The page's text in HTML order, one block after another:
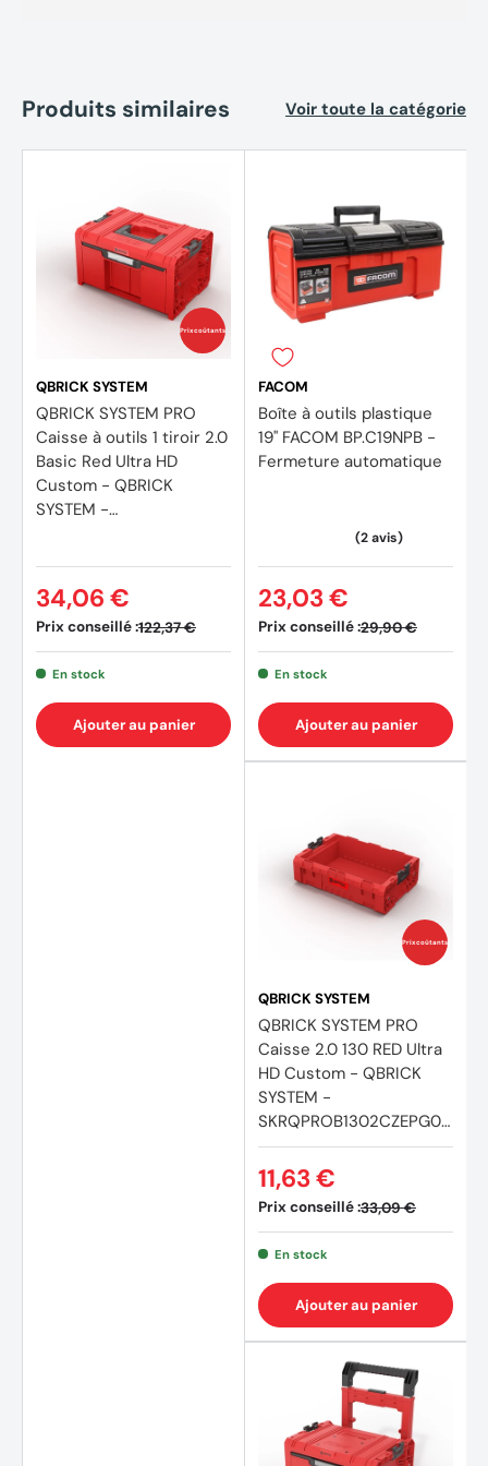
Le P-91017 est idéal pour les professionnels qui ont
besoin d’un rangement robuste, accessible et sécurisé
pour leurs outils volumineux sur chantier ou en véhicule.
d’autres caisses MAKTRAK pour une organisation
optimale.
Produits similaires Voir toute la catégorie
Prix coûtants
QBRICK SYSTEM
QBRICK SYSTEM PRO
Caisse à outils 1 tiroir 2.0
Basic Red Ultra HD
Custom - QBRICK
SYSTEM -
Prix conseillé :122,37 €
34,06 €
En stock
Ajouter au panier
FACOM
Boîte à outils plastique
19'' FACOM BP.C19NPB -
Fermeture automatique
(2
Prix conseillé :29,90 €
23,03 €
En stock
Ajouter au panier
Prix coûtants
QBRICK SYSTEM
QBRICK SYSTEM PRO
Caisse 2.0 130 RED Ultra
HD Custom - QBRICK
SYSTEM -
SKRQPROB1302CZEPG00
1
Prix conseillé :33,09 €
11,63 €
En stock
Ajouter au panier